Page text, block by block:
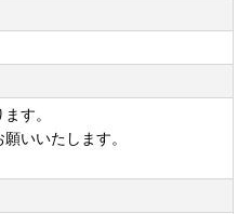
はご対応いたしかねる場合が
にかかる諸経費につきまして
すため、予めご了承のうえ、
願い申し上げます。
合は、備考欄にご入力くださ
入金確認後翌月までの配送と
す。
いいたします。